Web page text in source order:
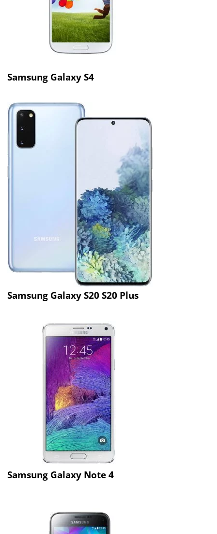
Samsung Galaxy S4
Samsung Galaxy S20 S20 Plus
Samsung Galaxy Note 4